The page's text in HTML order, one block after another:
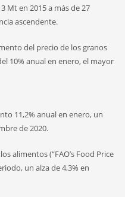
Mt en 2015 a más de 27
ascendente.
del precio de los granos
10% anual en enero, el mayor
11,2% anual en enero, un
de 2020.
alimentos (“FAO’s Food Price
un alza de 4,3% en